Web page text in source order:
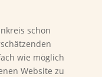
schon
wie möglich
Website zu